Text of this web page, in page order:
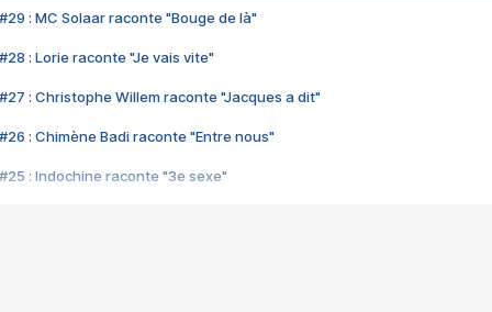
#29 : MC Solaar raconte "Bouge de là"
#28 : Lorie raconte "Je vais vite"
#27 : Christophe Willem raconte "Jacques a dit"
#26 : Chimène Badi raconte "Entre nous"
#25 : Indochine raconte "3e sexe"